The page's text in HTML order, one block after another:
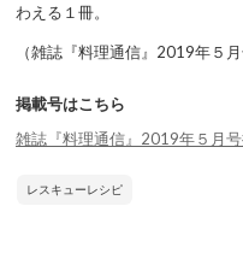
わえる１冊。
（雑誌『料理通信』2019年５月
掲載号はこちら
雑誌『料理通信』2019年５月
レスキューレシピ